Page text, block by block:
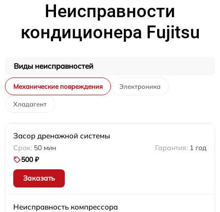
Неисправности
кондиционера Fujitsu
Виды неисправностей
Механические повреждения Электроника
Хладагент
Засор дренажной системы
50 мин
1 год
500 ₽
Заказать
Неисправность компрессора